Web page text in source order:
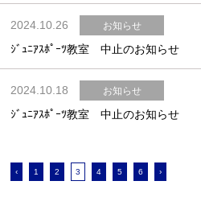
2024.10.26 お知らせ
ｼﾞｭﾆｱｽﾎﾟｰﾂ教室 中止のお知らせ
2024.10.18 お知らせ
ｼﾞｭﾆｱｽﾎﾟｰﾂ教室 中止のお知らせ
‹ 1 2 3 4 5 6 ›